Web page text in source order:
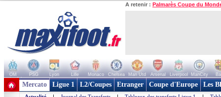
A retenir : Palmarès Coupe du
OM PSG Lyon Lille Monaco Chelsea Man Utd Arsenal Liverpool ManCity
+ de clubs
Mercato Ligue 1 L2/Coupes Etranger Coupe d'Europe Les